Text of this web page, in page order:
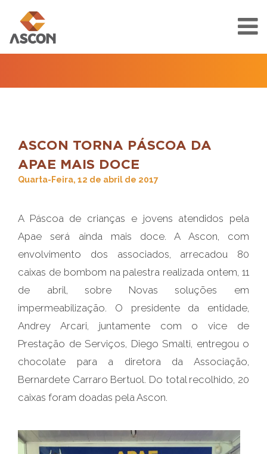
ASCON TORNA PÁSCOA DA
APAE MAIS DOCE
Quarta-Feira, 12 de abril de 2017
A Páscoa de crianças e jovens atendidos pela
Apae será ainda mais doce. A Ascon, com
envolvimento dos associados, arrecadou 80
caixas de bombom na palestra realizada ontem, 11
de abril, sobre Novas soluções em
impermeabilização. O presidente da entidade,
Andrey Arcari, juntamente com o vice de
Prestação de Serviços, Diego Smalti, entregou o
chocolate para a diretora da Associação,
Bernardete Carraro Bertuol. Do total recolhido, 20
caixas foram doadas pela Ascon.